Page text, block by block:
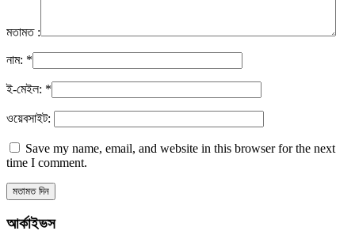
মতামত :
নাম: *
ই-মেইল: *
ওয়েবসাইট:
Save my name, email, and website in this browser for the next
time I comment.
আর্কাইভস